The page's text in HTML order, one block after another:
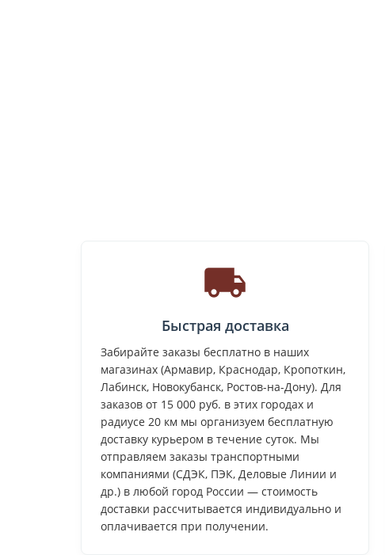
Быстрая доставка
Забирайте заказы бесплатно в наших
магазинах (Армавир, Краснодар, Кропоткин,
Лабинск, Новокубанск, Ростов-на-Дону). Для
заказов от 15 000 руб. в этих городах и
радиусе 20 км мы организуем бесплатную
доставку курьером в течение суток. Мы
отправляем заказы транспортными
компаниями (СДЭК, ПЭК, Деловые Линии и
др.) в любой город России — стоимость
доставки рассчитывается индивидуально и
оплачивается при получении.